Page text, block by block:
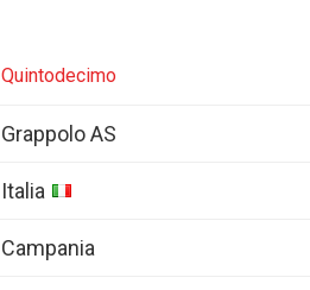
Quintodecimo
Grappolo AS
Italia
Campania